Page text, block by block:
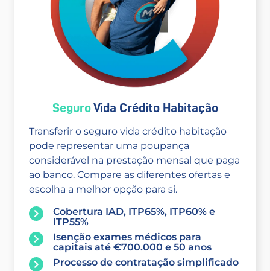
SeguroVida Crédito Habitação
Transferir o seguro vida crédito habitação
pode representar uma poupança
considerável na prestação mensal que paga
ao banco. Compare as diferentes ofertas e
escolha a melhor opção para si.
Cobertura IAD, ITP65%, ITP60% e
ITP55%
Isenção exames médicos para
capitais até €700.000 e 50 anos
Processo de contratação simplificado